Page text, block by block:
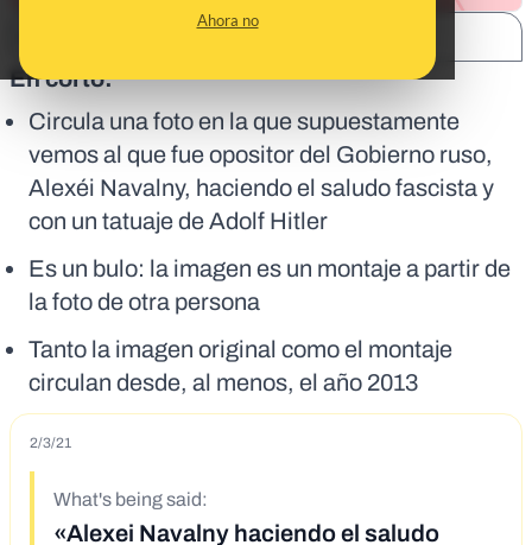
Ahora no
En corto:
Circula una foto en la que supuestamente
vemos al que fue opositor del Gobierno ruso,
Alexéi Navalny, haciendo el saludo fascista y
con un tatuaje de Adolf Hitler
Es un bulo: la imagen es un montaje a partir de
la foto de otra persona
Tanto la imagen original como el montaje
circulan desde, al menos, el año 2013
2/3/21
What's being said:
«Alexei Navalny haciendo el saludo